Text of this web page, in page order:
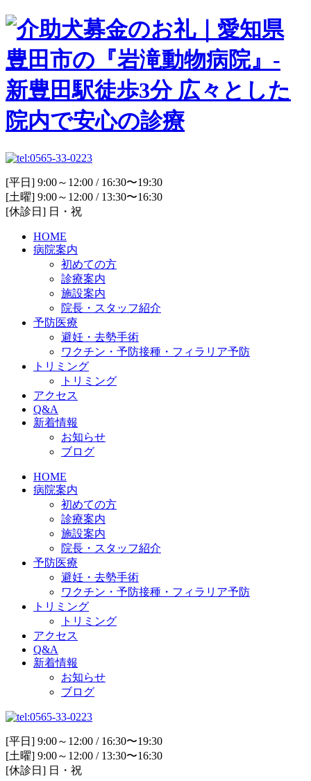
[平日] 9:00～12:00 / 16:30〜19:30
[土曜] 9:00～12:00 / 13:30〜16:30
[休診日] 日・祝
HOME
病院案内
初めての方
診療案内
施設案内
院長・スタッフ紹介
予防医療
避妊・去勢手術
ワクチン・予防接種・フィラリア予防
トリミング
トリミング
アクセス
Q&A
新着情報
お知らせ
ブログ
HOME
病院案内
初めての方
診療案内
施設案内
院長・スタッフ紹介
予防医療
避妊・去勢手術
ワクチン・予防接種・フィラリア予防
トリミング
トリミング
アクセス
Q&A
新着情報
お知らせ
ブログ
[平日] 9:00～12:00 / 16:30〜19:30
[土曜] 9:00～12:00 / 13:30〜16:30
[休診日] 日・祝